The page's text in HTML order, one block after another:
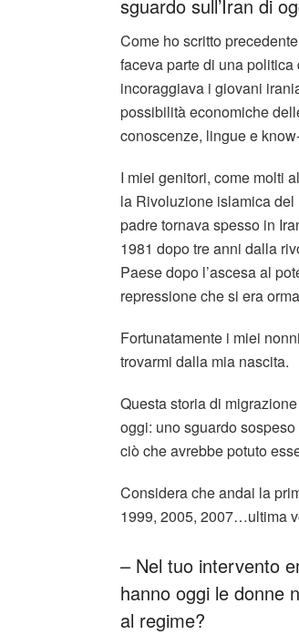
sguardo sull’Iran di
Come ho scritto
faceva parte di una
incoraggiava i giovani
possibilità economiche
conoscenze, lingue e
I miei genitori, come molti
la Rivoluzione islamica
padre tornava spesso in
1981 dopo tre anni dalla
Paese dopo l’ascesa al
repressione che si era
Fortunatamente i miei
trovarmi dalla mia nascita.
Questa storia di
oggi: uno sguardo
ciò che avrebbe potuto
Considera che andai la
1999, 2005, 2007…ultima
– Nel tuo intervento
hanno oggi le donne
al regime?